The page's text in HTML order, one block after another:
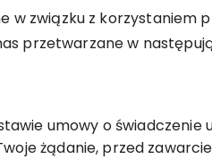
w związku z korzystaniem
przetwarzane w
umowy o świadczenie
żądanie, przed